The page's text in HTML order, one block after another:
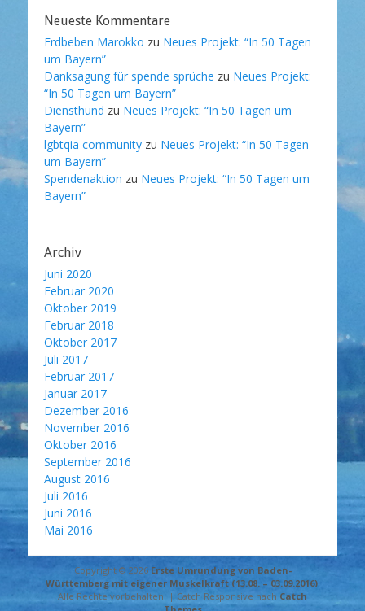
Neueste Kommentare
Erdbeben Marokko zu Neues Projekt: “In 50 Tagen
um Bayern”
Danksagung für spende sprüche zu Neues Projekt:
“In 50 Tagen um Bayern”
Diensthund zu Neues Projekt: “In 50 Tagen um
Bayern”
lgbtqia community zu Neues Projekt: “In 50 Tagen
um Bayern”
Spendenaktion zu Neues Projekt: “In 50 Tagen um
Bayern”
Archiv
Juni 2020
Februar 2020
Oktober 2019
Februar 2018
Oktober 2017
Juli 2017
Februar 2017
Januar 2017
Dezember 2016
November 2016
Oktober 2016
September 2016
August 2016
Juli 2016
Juni 2016
Mai 2016
Copyright © 2026 Erste Umrundung von Baden-
Württemberg mit eigener Muskelkraft (13.08. – 03.09.2016).
Alle Rechte vorbehalten. | Catch Responsive nach Catch